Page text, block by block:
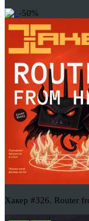
-50%
Хакер #326. Router